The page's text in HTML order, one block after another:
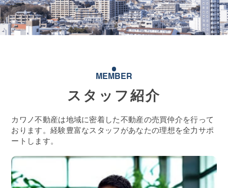
MEMBER
スタッフ紹介
カワノ不動産は地域に密着した不動産の売買仲介を行って
おります。 経験豊富なスタッフがあなたの理想を全力サポ
ートします。